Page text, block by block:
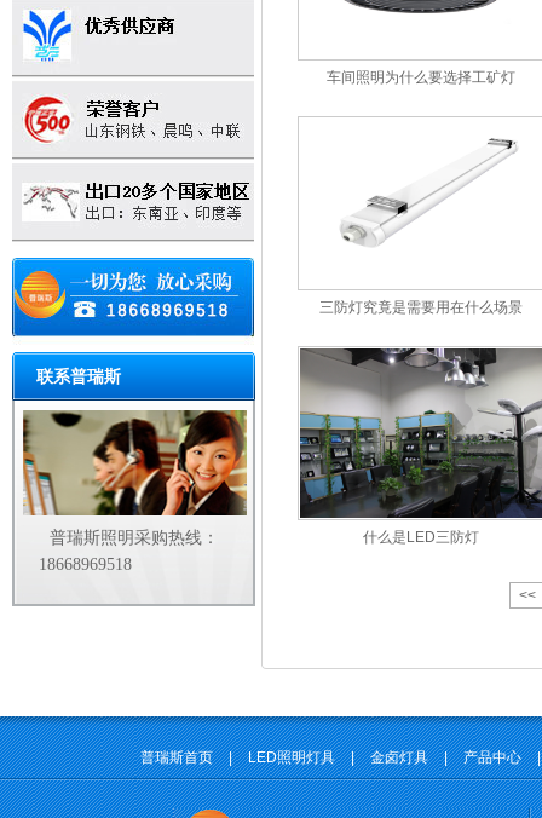
联系普瑞斯
普瑞斯照明采购热线：
18668969518
车间照明为什么要选择工矿灯
三防灯究竟是需要用在什么场景
什么是LED三防灯
<<
普瑞斯首页 | LED照明灯具 | 金卤灯具 | 产品中心 |